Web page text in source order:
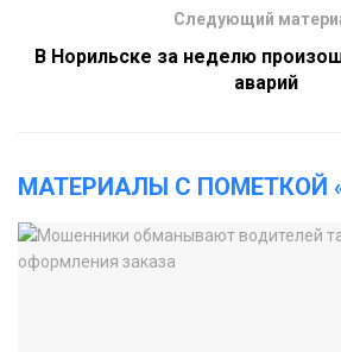
Следующий
В Норильске за неделю
аварий
МАТЕРИАЛЫ С ПОМЕТКОЙ